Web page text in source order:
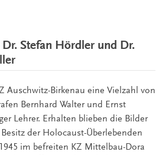
Stefan Hördler und Dr.
Auschwitz-Birkenau eine Vielzahl von
Bernhard Walter und Ernst
Lehrer. Erhalten blieben die Bilder
der Holocaust-Überlebenden
im befreiten KZ Mittelbau-Dora